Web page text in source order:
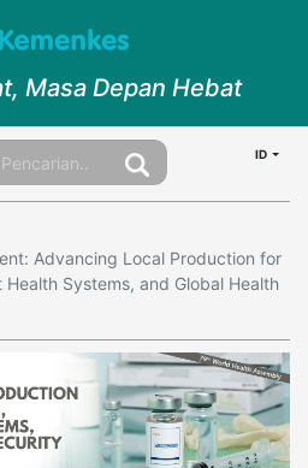
Masa Depan Hebat
ID
Advancing Local Production for
Health Systems, and Global Health